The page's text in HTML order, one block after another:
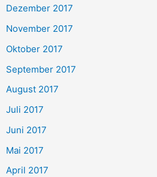
Dezember 2017
November 2017
Oktober 2017
September 2017
August 2017
Juli 2017
Juni 2017
Mai 2017
April 2017